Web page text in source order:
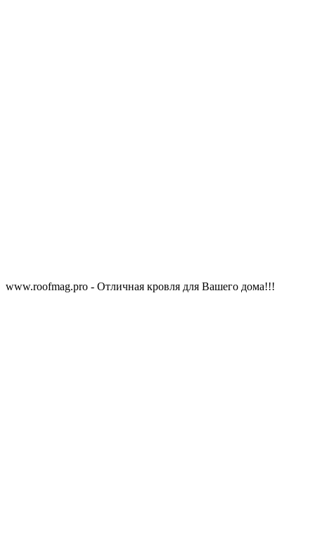
www.roofmag.pro - Отличная кровля для Вашего дома!!!